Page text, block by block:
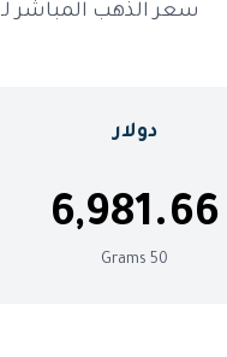
سعر الذهب المباشر لـ 50 Grams في السبت، 08 أغسطس 2026
دولار
6,981.66
50 Grams